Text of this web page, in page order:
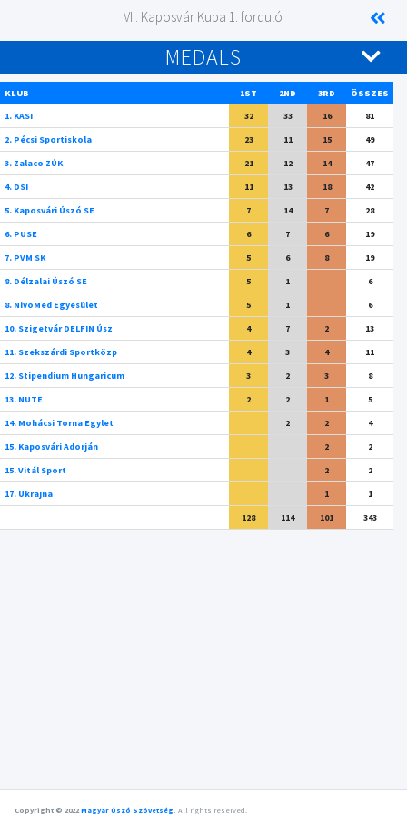
VII. Kaposvár Kupa 1. forduló
MEDALS
KLUB 1ST 2ND 3RD
ÖSSZES
1. KASI
32 33 16
81
2. Pécsi Sportiskola
23 11 15
49
3. Zalaco ZÚK
21 12 14
47
4. DSI
11 13 18
42
5. Kaposvári Úszó SE
7 14 7
28
6. PUSE
6 7 6
19
7. PVM SK
5 6 8
19
8. Délzalai Úszó SE
5 1
6
8. NivoMed Egyesület
5 1
6
10. Szigetvár DELFIN Úsz
4 7 2
13
11. Szekszárdi Sportközp
4 3 4
11
12. Stipendium Hungaricum
3 2 3
8
13. NUTE
2 2 1
5
14. Mohácsi Torna Egylet
2 2
4
15. Kaposvári Adorján
2
2
15. Vitál Sport
2
2
17. Ukrajna
1
1
128
114 101 343
Copyright © 2022Magyar Úszó Szövetség . All rights reserved.